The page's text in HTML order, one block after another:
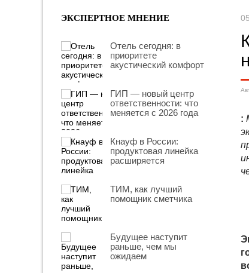
ЭКСПЕРТНОЕ МНЕНИЕ
Отель сегодня: в
приоритете
акустический комфорт
ГИП — новый центр
ответственности: что
меняется с 2026 года
Кнауф в России:
продуктовая линейка
расширяется
ТИМ, как лучший
помощник сметчика
Будущее наступит
раньше, чем мы
ожидаем
: